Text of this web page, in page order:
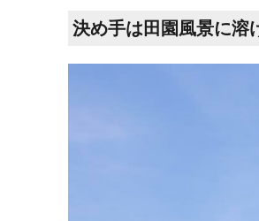
決め手は田園風景に溶